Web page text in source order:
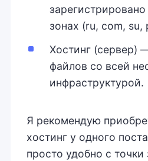
зонах (ru, com, su,
Хостинг (сервер)
файлов со всей
инфраструктурой.
Я рекомендую
хостинг у одного
просто удобно с точки